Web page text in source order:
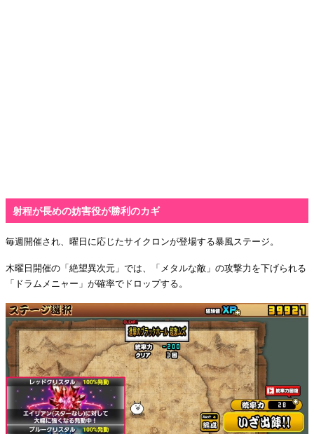
射程が長めの妨害役が勝利のカギ
毎週開催され、曜日に応じたサイクロンが登場する暴風ステージ。
木曜日開催の「絶望異次元」では、「メタルな敵」の攻撃力を下げられる
「ドラムメニャー」が確率でドロップする。